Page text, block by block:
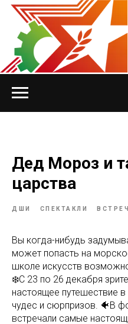
Дед Мороз и
царства
ДШИ СПЕКТАКЛИ
Вы когда-нибудь
может попасть на
школе искусств
❄️С 23 по 26 декабря
настоящее путешествие
чудес и сюрпризов. 🐠В
встречали самые